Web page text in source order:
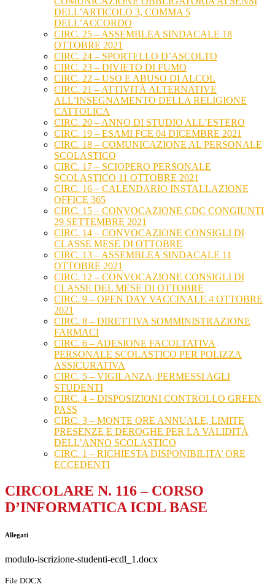
DELL’ARTICOLO 3, COMMA 5
DELL’ACCORDO
CIRC. 25 – ASSEMBLEA SINDACALE 18
OTTOBRE 2021
CIRC. 24 – SPORTELLO D’ASCOLTO
CIRC. 23 – DIVIETO DI FUMO
CIRC. 22 – USO E ABUSO DI ALCOL
CIRC. 21 – ATTIVITÀ ALTERNATIVE
ALL’INSEGNAMENTO DELLA RELIGIONE
CATTOLICA
CIRC. 20 – ANNO DI STUDIO ALL’ESTERO
CIRC. 19 – ESAMI FCE 04 DICEMBRE 2021
CIRC. 18 – COMUNICAZIONE AL PERSONALE
SCOLASTICO
CIRC. 17 – SCIOPERO PERSONALE
SCOLASTICO 11 OTTOBRE 2021
CIRC. 16 – CALENDARIO INSTALLAZIONE
OFFICE 365
CIRC. 15 – CONVOCAZIONE CDC CONGIUNTI
29 SETTEMBRE 2021
CIRC. 14 – CONVOCAZIONE CONSIGLI DI
CLASSE MESE DI OTTOBRE
CIRC. 13 – ASSEMBLEA SINDACALE 11
OTTOBRE 2021
CIRC. 12 – CONVOCAZIONE CONSIGLI DI
CLASSE DEL MESE DI OTTOBRE
CIRC. 9 – OPEN DAY VACCINALE 4 OTTOBRE
2021
CIRC. 8 – DIRETTIVA SOMMINISTRAZIONE
FARMACI
CIRC. 6 – ADESIONE FACOLTATIVA
PERSONALE SCOLASTICO PER POLIZZA
ASSICURATIVA
CIRC. 5 – VIGILANZA, PERMESSI AGLI
STUDENTI
CIRC. 4 – DISPOSIZIONI CONTROLLO GREEN
PASS
CIRC. 3 – MONTE ORE ANNUALE, LIMITE
PRESENZE E DEROGHE PER LA VALIDITÀ
DELL’ANNO SCOLASTICO
CIRC. 1 – RICHIESTA DISPONIBILITA’ ORE
ECCEDENTI
CIRCOLARE N. 116 – CORSO
D’INFORMATICA ICDL BASE
Allegati
modulo-iscrizione-studenti-ecdl_1.docx
File DOCX